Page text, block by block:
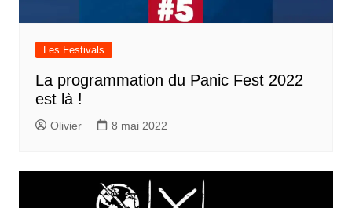
Les Festivals
La programmation du Panic Fest 2022
est là !
Olivier 8 mai 2022